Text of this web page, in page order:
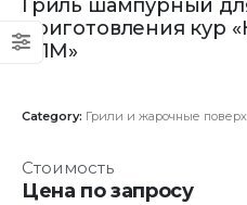
Гриль шампурный
приготовления кур
2/1М»
Category: Грили и жарочные
Стоимость
Цена по запросу